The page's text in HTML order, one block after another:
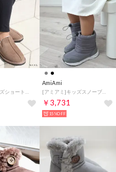
AmiAmi
[アミアミ]キッズスノーブーツダウンブーツ キッズ ジュニア ベビー HT6739 （ライトグレー）
￥3,731
15%OFF